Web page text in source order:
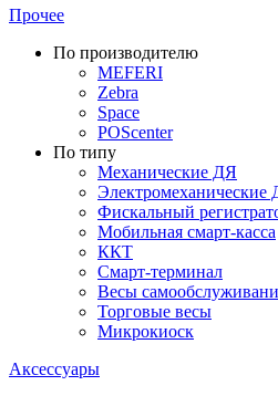
Прочее
По производителю
MEFERI
Zebra
Space
POScenter
По типу
Механические ДЯ
Электромеханические
Фискальный
Мобильная смарт-касса
ККТ
Смарт-терминал
Весы
Торговые весы
Микрокиоск
Аксессуары